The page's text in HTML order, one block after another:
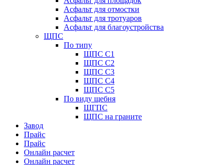
Асфальт для отмостки
Асфальт для тротуаров
Асфальт для благоустройства
ЩПС
По типу
ЩПС С1
ЩПС С2
ЩПС С3
ЩПС С4
ЩПС С5
По виду щебня
ЩГПС
ЩПС на граните
Завод
Прайс
Прайс
Онлайн расчет
Онлайн расчет